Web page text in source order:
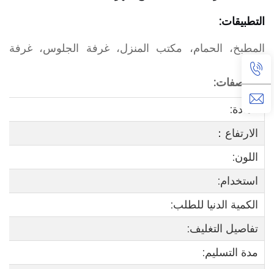
التطبيقات:
المطبخ، الحمام، مكتب المنزل، غرفة الجلوس، غرفة
النوم
المواصفات:
المادة:
الارتفاع：
اللون:
استخدام:
الكمية الدنيا للطلب:
تفاصيل التغليف:
مدة التسليم: